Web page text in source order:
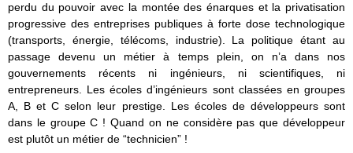
perdu du pouvoir avec la montée des énarques et la privatisation
progressive des entreprises publiques à forte dose technologique
(transports, énergie, télécoms, industrie). La politique étant au
passage devenu un métier à temps plein, on n’a dans nos
gouvernements récents ni ingénieurs, ni scientifiques, ni
entrepreneurs. Les écoles d’ingénieurs sont classées en groupes
A, B et C selon leur prestige. Les écoles de développeurs sont
dans le groupe C ! Quand on ne considère pas que développeur
est plutôt un métier de “technicien” !